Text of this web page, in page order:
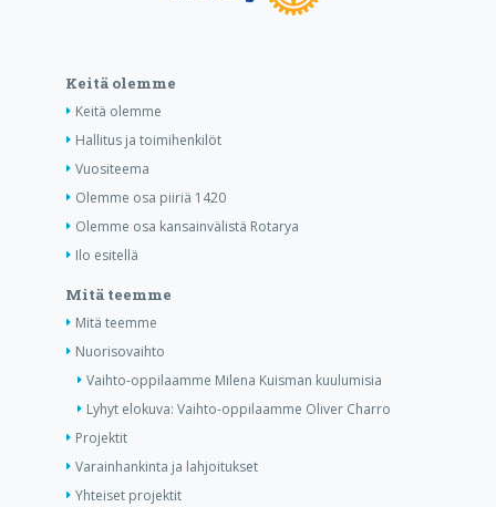
Keitä olemme
Keitä olemme
Hallitus ja toimihenkilöt
Vuositeema
Olemme osa piiriä 1420
Olemme osa kansainvälistä Rotarya
Ilo esitellä
Mitä teemme
Mitä teemme
Nuorisovaihto
Vaihto-oppilaamme Milena Kuisman kuulumisia
Lyhyt elokuva: Vaihto-oppilaamme Oliver Charro
Projektit
Varainhankinta ja lahjoitukset
Yhteiset projektit